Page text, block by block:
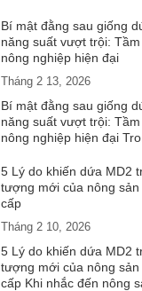
Bí mật đằng sau giống
năng suất vượt trội:
nông nghiệp hiện đại
Tháng 2 13, 2026
Bí mật đằng sau giống
năng suất vượt trội:
nông nghiệp hiện đại
5 Lý do khiến dứa MD2
tượng mới của nông
cấp
Tháng 2 10, 2026
5 Lý do khiến dứa MD2
tượng mới của nông
cấp Khi nhắc đến nông